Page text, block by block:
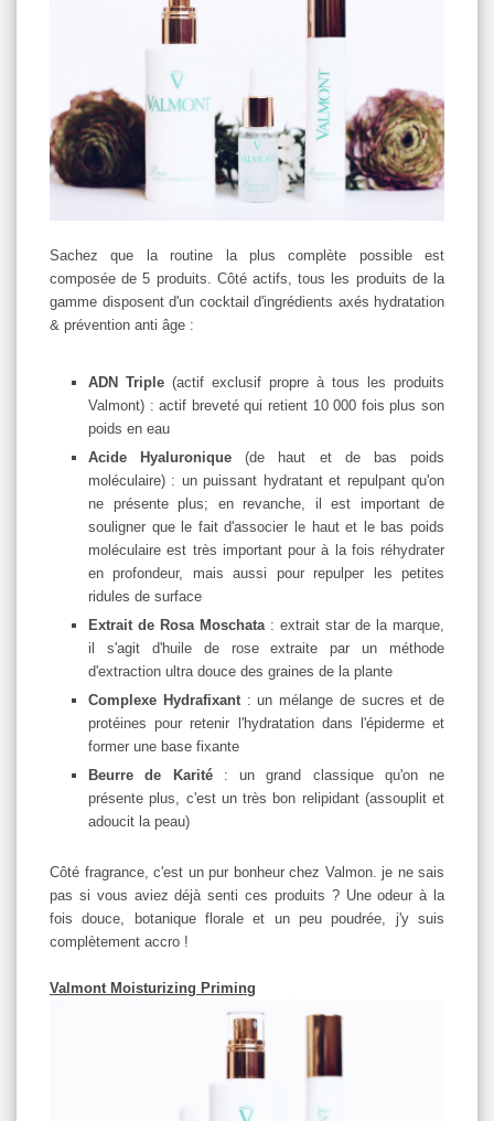
Sachez que la routine la plus complète possible est
composée de 5 produits. Côté actifs, tous les produits de la
gamme disposent d'un cocktail d'ingrédients axés hydratation
& prévention anti âge :
ADN Triple (actif exclusif propre à tous les produits
Valmont) : actif breveté qui retient 10 000 fois plus son
poids en eau
Acide Hyaluronique (de haut et de bas poids
moléculaire) : un puissant hydratant et repulpant qu'on
ne présente plus; en revanche, il est important de
souligner que le fait d'associer le haut et le bas poids
moléculaire est très important pour à la fois réhydrater
en profondeur, mais aussi pour repulper les petites
ridules de surface
Extrait de Rosa Moschata : extrait star de la marque,
il s'agit d'huile de rose extraite par un méthode
d'extraction ultra douce des graines de la plante
Complexe Hydrafixant : un mélange de sucres et de
protéines pour retenir l'hydratation dans l'épiderme et
former une base fixante
Beurre de Karité: un grand classique qu'on ne
présente plus, c'est un très bon relipidant (assouplit et
adoucit la peau)
Côté fragrance, c'est un pur bonheur chez Valmon. je ne sais
pas si vous aviez déjà senti ces produits ? Une odeur à la
fois douce, botanique florale et un peu poudrée, j'y suis
complètement accro !
Valmont Moisturizing Priming